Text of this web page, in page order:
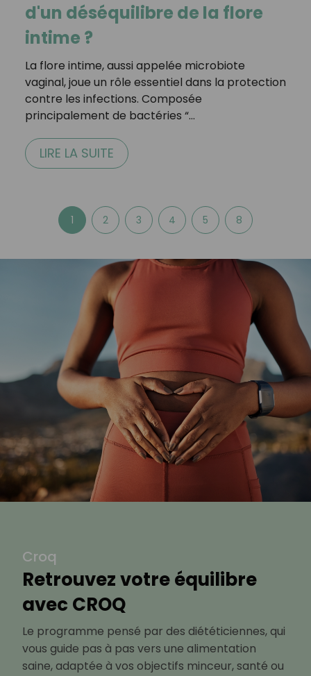
d'un déséquilibre de la flore
intime ?
La flore intime, aussi appelée microbiote
vaginal, joue un rôle essentiel dans la protection
contre les infections. Composée
principalement de bactéries “…
LIRE LA SUITE
1 2 3 4 5 8
Croq
Retrouvez votre équilibre
avec CROQ
Le programme pensé par des diététiciennes, qui
vous guide pas à pas vers une alimentation
saine, adaptée à vos objectifs minceur, santé ou